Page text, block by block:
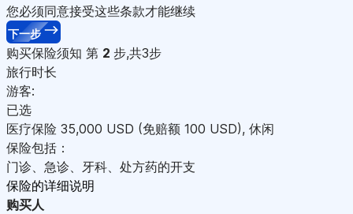
您必须同意接受这些条款才能继续
下一步
购买保险须知 第 2 步,共3步
旅行时长
游客:
已选
医疗保险 35,000 USD (免赔额 100 USD), 休闲
保险包括：
门诊、急诊、牙科、处方药的开支
保险的详细说明
购买人